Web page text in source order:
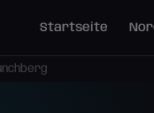
Startseite